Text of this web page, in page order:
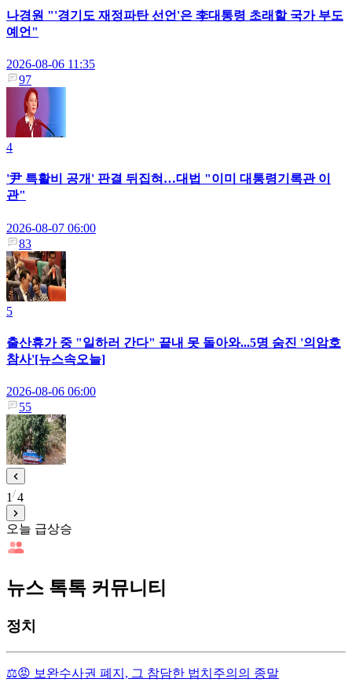
나경원 "'경기도 재정파탄 선언'은 李대통령 초래할 국가 부도
예언"
2026-08-06 11:35
97
4
'尹 특활비 공개' 판결 뒤집혀…대법 "이미 대통령기록관 이
관"
2026-08-07 06:00
83
5
출산휴가 중 "일하러 간다" 끝내 못 돌아와...5명 숨진 '의암호
참사'[뉴스속오늘]
2026-08-06 06:00
55
1 4
오늘 급상승
뉴스 톡톡 커뮤니티
정치
⚖️😡 보완수사권 폐지, 그 참담한 법치주의의 종말